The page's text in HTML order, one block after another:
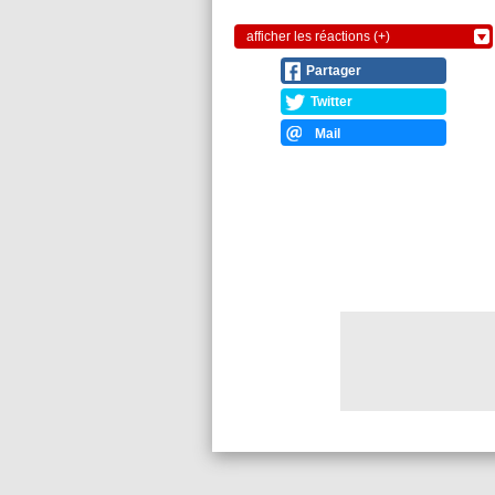
afficher les réactions (+)
Partager
Twitter
Mail